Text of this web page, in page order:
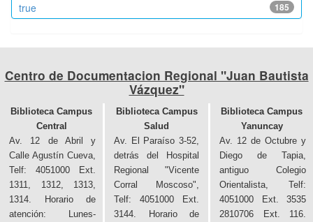
185
true
Centro de Documentacion Regional "Juan Bautista
Vázquez"
Biblioteca Campus
Central
Biblioteca Campus
Salud
Biblioteca Campus
Yanuncay
Av. 12 de Abril y
Calle Agustín Cueva,
Telf: 4051000 Ext.
1311, 1312, 1313,
1314. Horario de
atención: Lunes-
Av. El Paraíso 3-52,
detrás del Hospital
Regional "Vicente
Corral Moscoso",
Telf: 4051000 Ext.
3144. Horario de
Av. 12 de Octubre y
Diego de Tapia,
antiguo Colegio
Orientalista, Telf:
4051000 Ext. 3535
2810706 Ext. 116.